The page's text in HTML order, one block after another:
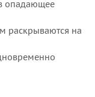
опадающее
раскрываются на